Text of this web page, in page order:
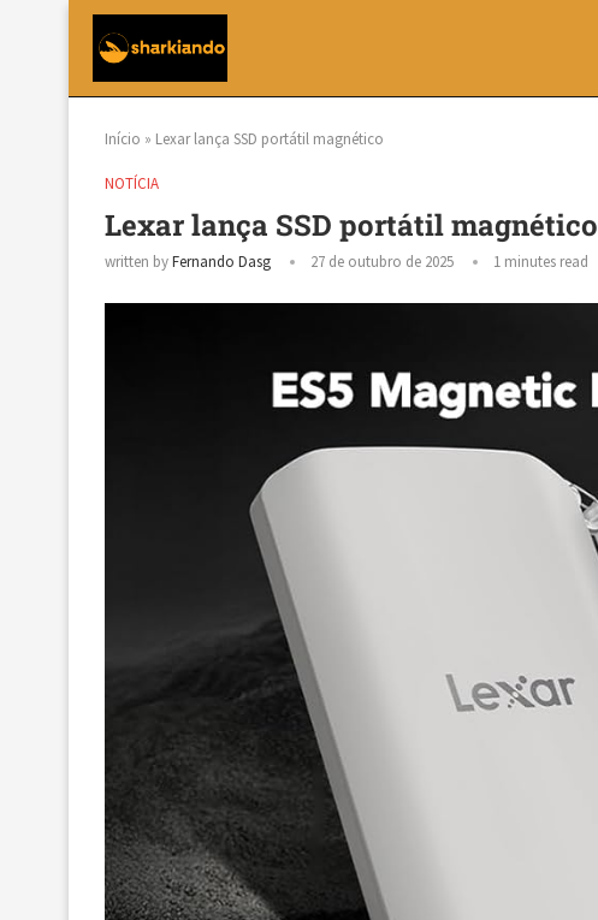
Início » Lexar lança SSD portátil magnético
NOTÍCIA
Lexar lança SSD portátil magnético
written byFernando Dasg 27 de outubro de 2025 1 minutes read